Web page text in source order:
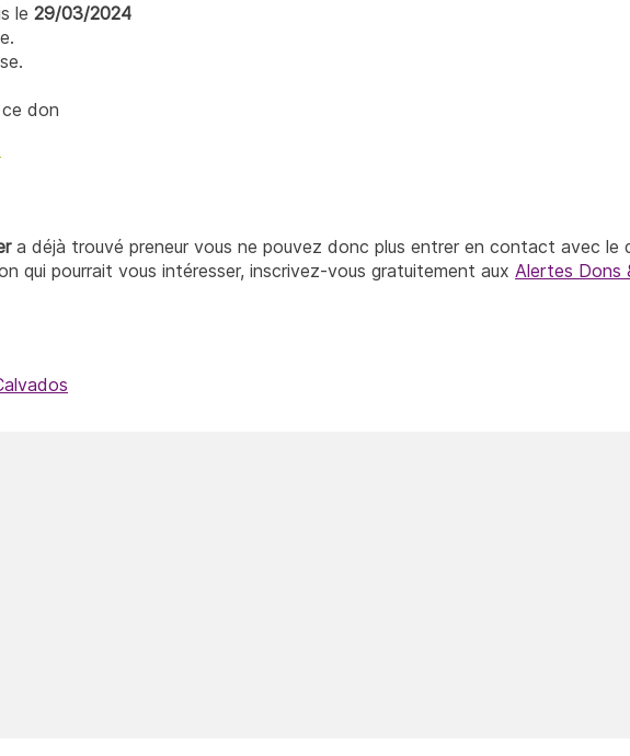
le 29/03/2024
don
a déjà trouvé preneur vous ne pouvez donc plus entrer en contact avec le
qui pourrait vous intéresser, inscrivez-vous gratuitement aux Alertes Dons